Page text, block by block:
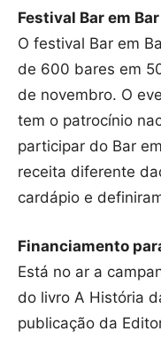
Festival Bar em Bar
O festival Bar em
de 600 bares em
de novembro. O
tem o patrocínio
participar do Bar
receita diferente
cardápio e
Financiamento
Está no ar a
do livro A História
publicação da